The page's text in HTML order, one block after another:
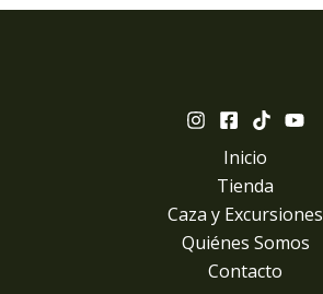
Inicio
Tienda
Caza y Excursiones
Quiénes Somos
Contacto